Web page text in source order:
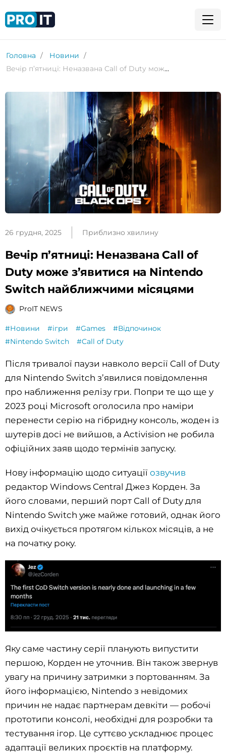
Головна
Новини
Вечір п’ятниці: Неназвана Call of Duty може з’явитися на Nintendo Switch найближчими місяцями
26 грудня, 2025 Приблизно хвилину
Вечір п’ятниці: Неназвана Call of
Duty може з’явитися на Nintendo
Switch найближчими місяцями
ProIT NEWS
#Новини #ігри #Games
#Відпочинок
#Nintendo Switch
#Call of Duty
Після тривалої паузи навколо версії Call of Duty
для Nintendo Switch з’явилися повідомлення
про наближення релізу гри. Попри те що ще у
2023 році Microsoft оголосила про наміри
перенести серію на гібридну консоль, жоден із
шутерів досі не вийшов, а Activision не робила
офіційних заяв щодо термінів запуску.
Нову інформацію щодо ситуації озвучив
редактор Windows Central Джез Корден. За
його словами, перший порт Call of Duty для
Nintendo Switch уже майже готовий, однак його
вихід очікується протягом кількох місяців, а не
на початку року.
Яку саме частину серії планують випустити
першою, Корден не уточнив. Він також звернув
увагу на причину затримки з портованням. За
його інформацією, Nintendo з невідомих
причин не надає партнерам девкіти — робочі
прототипи консолі, необхідні для розробки та
тестування ігор. Це суттєво ускладнює процес
адаптації великих проєктів на платформу.